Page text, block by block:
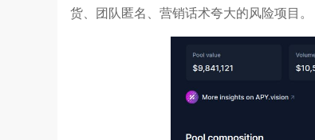
货、团队匿名、营销话术夸大的风险项目。